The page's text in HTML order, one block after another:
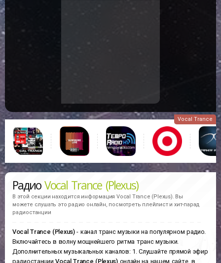
Vocal Trance
РадиоVocal Trance (Plexus)
В этой секции находится информация Vocal Trance (Plexus). Вы
можете слушать это радио онлайн, посмотреть плейлист и хит-парад
радиостанции
Vocal Trance (Plexus)- канал транс музыки на популярном радио.
Включайтесь в волну мощнейшего ритма транс музыки.
Дополнительных музыкальных каналов: 1. Слушайте прямой эфир
радиостанцииVocal Trance (Plexus) онлайн на нашем сайте, в